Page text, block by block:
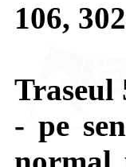
106,
Traseul
- pe